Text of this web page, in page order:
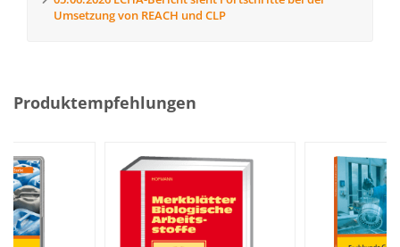
Umsetzung von REACH und CLP
Produktempfehlungen